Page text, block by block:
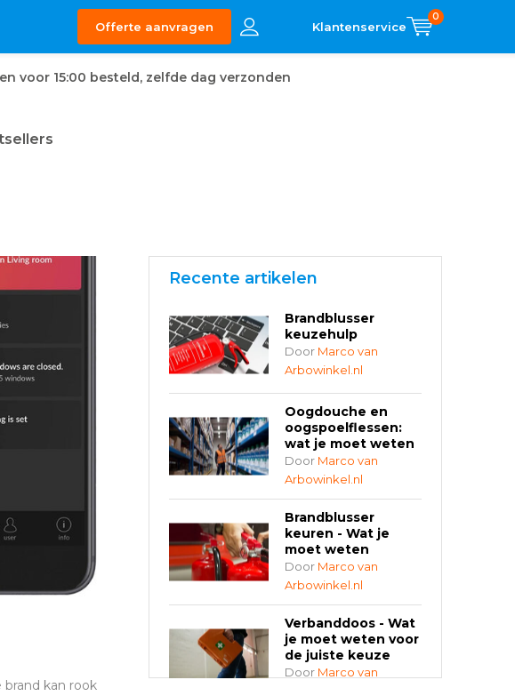
Offerte aanvragen
0
voor 15:00 besteld, zelfde dag verzonden
kan rook
Recente artikelen
Brandblusser
keuzehulp
Door Marco van
Arbowinkel.nl
Oogdouche en
oogspoelflessen:
wat je moet weten
Door Marco van
Arbowinkel.nl
Brandblusser
keuren - Wat je
moet weten
Door Marco van
Arbowinkel.nl
Verbanddoos - Wat
je moet weten voor
de juiste keuze
Door Marco van